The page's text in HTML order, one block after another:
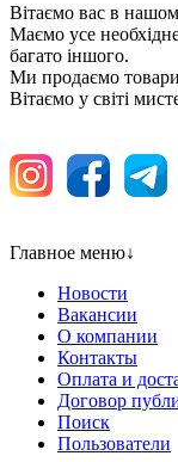
Вітаємо вас в
Маємо усе
багато іншого.
Ми продаємо товари
Вітаємо у світі
Главное меню↓
Новости
Вакансии
О компании
Контакты
Оплата и
Договор
Поиск
Пользователи